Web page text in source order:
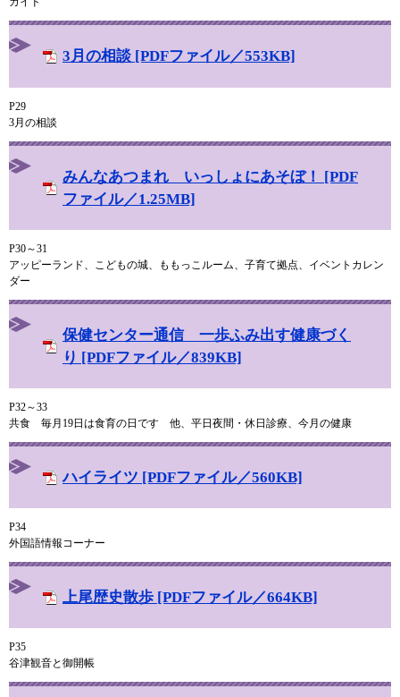
3月の相談 [PDFファイル／553KB]
P29
3月の相談
みんなあつまれ いっしょにあそぼ！ [PDF
ファイル／1.25MB]
P30～31
アッピーランド、こどもの城、ももっこルーム、子育て拠点、イベントカレン
ダー
保健センター通信 一歩ふみ出す健康づく
り [PDFファイル／839KB]
P32～33
共食 毎月19日は食育の日です 他、平日夜間・休日診療、今月の健康
ハイライツ [PDFファイル／560KB]
P34
外国語情報コーナー
上尾歴史散歩 [PDFファイル／664KB]
P35
谷津観音と御開帳